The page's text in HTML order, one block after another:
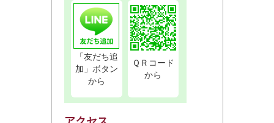
「友だち追
加」ボタン
から
ＱＲコード
から